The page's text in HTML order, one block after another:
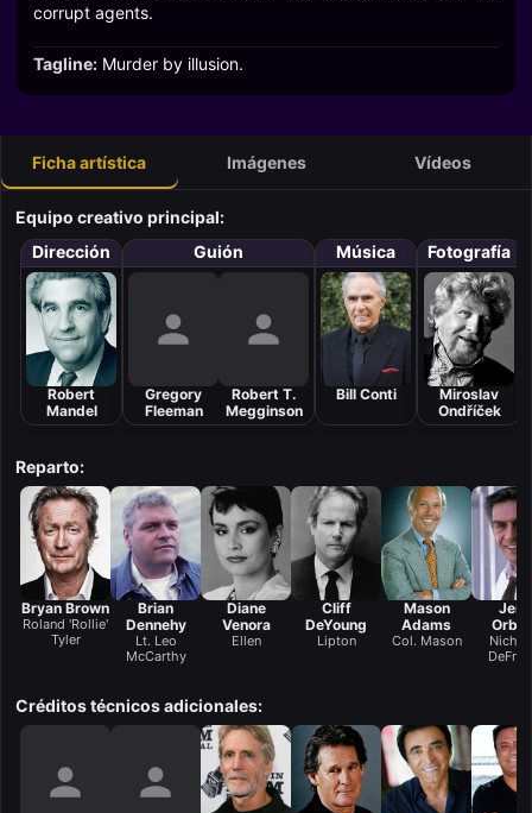
corrupt agents.
Tagline: Murder by illusion.
Ficha artística Imágenes Vídeos
Equipo creativo principal:
Dirección
Robert
Mandel
Guión
Gregory
Fleeman
Robert T.
Megginson
Música
Bill Conti
Fotografía
Miroslav
Ondříček
Reparto:
Bryan Brown
Roland 'Rollie'
Tyler
Brian
Dennehy
Lt. Leo
McCarthy
Diane
Venora
Ellen
Cliff
DeYoung
Lipton
Mason
Adams
Col. Mason
Créditos técnicos adicionales: